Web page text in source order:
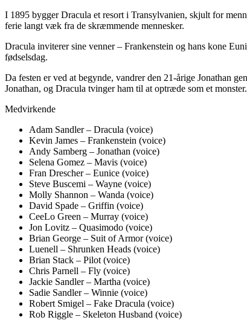
I 1895 bygger Dracula et resort i Transylvanien, skjult for
ferie langt væk fra de skræmmende mennesker.
Dracula inviterer sine venner – Frankenstein og hans kone
fødselsdag.
Da festen er ved at begynde, vandrer den 21-årige Jonathan
Jonathan, og Dracula tvinger ham til at optræde som et
Medvirkende
Adam Sandler – Dracula (voice)
Kevin James – Frankenstein (voice)
Andy Samberg – Jonathan (voice)
Selena Gomez – Mavis (voice)
Fran Drescher – Eunice (voice)
Steve Buscemi – Wayne (voice)
Molly Shannon – Wanda (voice)
David Spade – Griffin (voice)
CeeLo Green – Murray (voice)
Jon Lovitz – Quasimodo (voice)
Brian George – Suit of Armor (voice)
Luenell – Shrunken Heads (voice)
Brian Stack – Pilot (voice)
Chris Parnell – Fly (voice)
Jackie Sandler – Martha (voice)
Sadie Sandler – Winnie (voice)
Robert Smigel – Fake Dracula (voice)
Rob Riggle – Skeleton Husband (voice)